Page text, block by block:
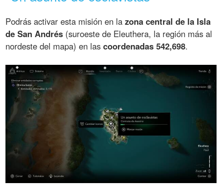
Podrás activar esta misión en lazona central de la Isla
de San Andrés (suroeste de Eleuthera, la región más al
nordeste del mapa) en lascoordenadas 542,698.